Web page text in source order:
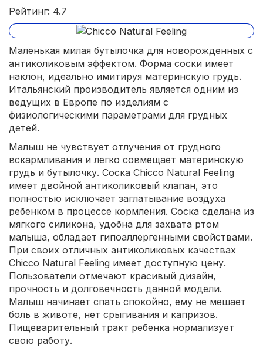
Рейтинг: 4.7
Маленькая милая бутылочка для новорожденных с
антиколиковым эффектом. Форма соски имеет
наклон, идеально имитируя материнскую грудь.
Итальянский производитель является одним из
ведущих в Европе по изделиям с
физиологическими параметрами для грудных
детей.
Малыш не чувствует отлучения от грудного
вскармливания и легко совмещает материнскую
грудь и бутылочку. Соска Chicco Natural Feeling
имеет двойной антиколиковый клапан, это
полностью исключает заглатывание воздуха
ребенком в процессе кормления. Соска сделана из
мягкого силикона, удобна для захвата ртом
малыша, обладает гипоаллергенными свойствами.
При своих отличных антиколиковых качествах
Chicco Natural Feeling имеет доступную цену.
Пользователи отмечают красивый дизайн,
прочность и долговечность данной модели.
Малыш начинает спать спокойно, ему не мешает
боль в животе, нет срыгивания и капризов.
Пищеварительный тракт ребенка нормализует
свою работу.